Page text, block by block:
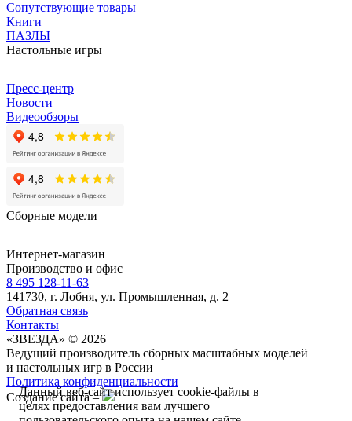
Сопутствующие товары
Книги
ПАЗЛЫ
Настольные игры
Пресс-центр
Новости
Видеообзоры
Сборные модели
Интернет-магазин
Производство и офис
8 495 128-11-63
141730, г. Лобня, ул. Промышленная, д. 2
Обратная связь
Контакты
«ЗВЕЗДА» © 2026
Ведущий производитель сборных масштабных моделей
и настольных игр в России
Политика конфиденциальности
Создание сайта –
Данный веб-сайт использует cookie-файлы в
целях предоставления вам лучшего